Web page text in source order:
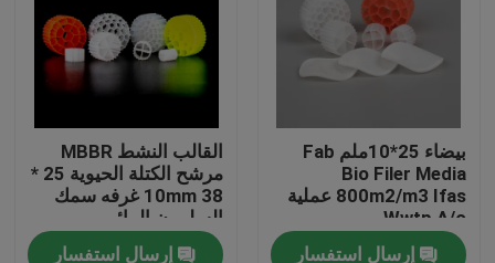
معلومات عنا
جولة في المعمل
مراقبة الجودة
بيضاء 25*10ملم Fab
Bio Filer Media
800m2/m3 Ifas عملية
Wwtp A/o
إرسال استفسار
القالب النشط MBBR
مرشح الكتلة الحيوية 25 *
10mm 38 غرفه سمك
السلمون المائي
إرسال استفسار